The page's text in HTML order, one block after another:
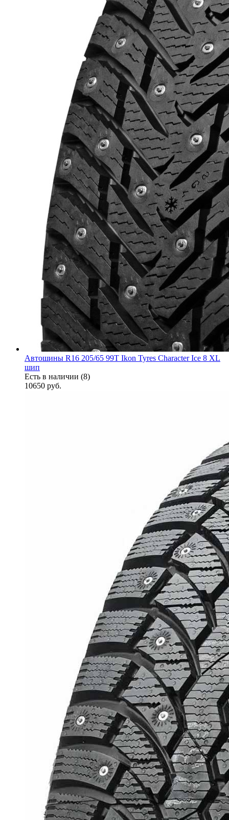
Автошины R16 205/65 99T Ikon Tyres Character Ice 8 XL
шип
Есть в наличии (8)
10650 руб.